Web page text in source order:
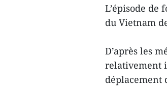
L’épisode de
du Vietnam
D’après les
relativement
déplacement